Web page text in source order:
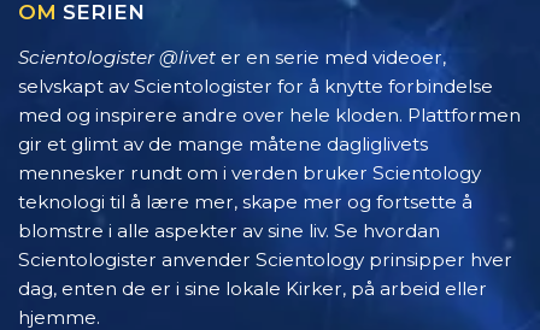
OM SERIEN
Scientologister @livet er en serie med videoer,
selvskapt av Scientologister for å knytte forbindelse
med og inspirere andre over hele kloden. Plattformen
gir et glimt av de mange måtene dagliglivets
mennesker rundt om i verden bruker Scientology
teknologi til å lære mer, skape mer og fortsette å
blomstre i alle aspekter av sine liv. Se hvordan
Scientologister anvender Scientology prinsipper hver
dag, enten de er i sine lokale Kirker, på arbeid eller
hjemme.